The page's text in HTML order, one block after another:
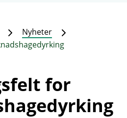
Nyheter
for